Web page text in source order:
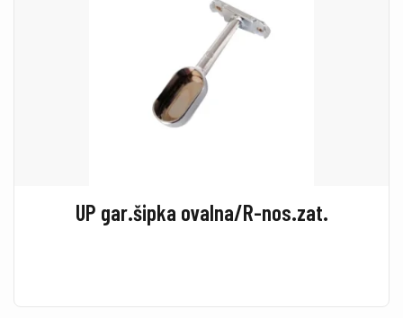
UP gar.šipka ovalna/R-nos.zat.